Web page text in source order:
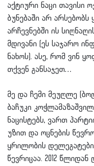
აქტიური ნაცი თავისი
ბუნებაში არ არსებობს
არჩევნებში ის
მდივანი (ეს საჯარო
ნახოს). ასე, რომ ვინ
თქვენ განსაჯეთ…
მე და ჩემი მეუღლე
ბაჩუკი
ნაცისტებს, ვართ
უზით და ოცნების
ყრილობის
წევრიცაა. 2012